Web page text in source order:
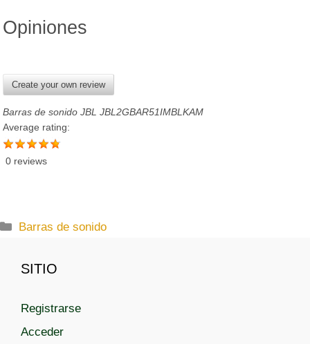
Opiniones
Create your own review
Barras de sonido JBL JBL2GBAR51IMBLKAM
Average rating:
0 reviews
C
e
o
r
Barras de sonido
SITIO
Registrarse
Acceder